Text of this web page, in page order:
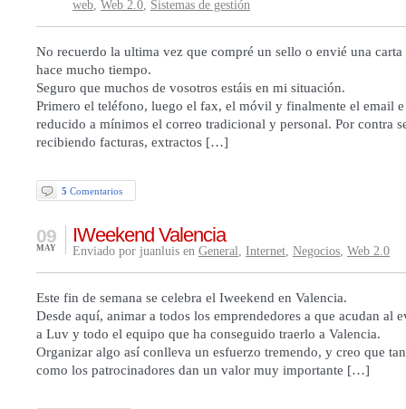
web, Web 2.0, Sistemas de gestión
No recuerdo la ultima vez que compré un sello o envié una carta
hace mucho tiempo.
Seguro que muchos de vosotros estáis en mi situación.
Primero el teléfono, luego el fax, el móvil y finalmente el email
reducido a mínimos el correo tradicional y personal. Por contra
recibiendo facturas, extractos […]
5 Comentarios
IWeekend Valencia
09
MAY Enviado por juanluis en General, Internet, Negocios, Web 2.0
Este fin de semana se celebra el Iweekend en Valencia.
Desde aquí, animar a todos los emprendedores a que acudan al
a Luv y todo el equipo que ha conseguido traerlo a Valencia.
Organizar algo así conlleva un esfuerzo tremendo, y creo que
como los patrocinadores dan un valor muy importante […]